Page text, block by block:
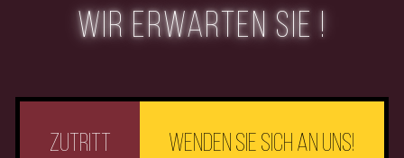
Wir erwarten Sie !
Zutritt Wenden Sie sich an uns!